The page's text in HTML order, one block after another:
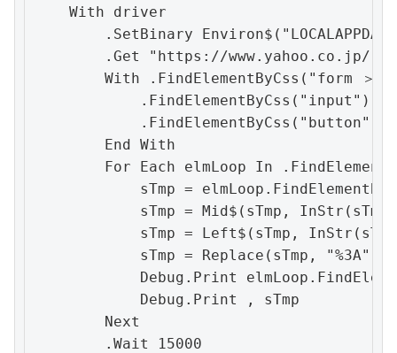
    With driver
.SetBinary
        .Get "https://www.yahoo.co.jp/"
With .FindElementByCss("form ＞
        End With
For Each elmLoop In
sTmp =
sTmp = Mid$(sTmp,
sTmp = Left$(sTmp,
sTmp = Replace(sTmp, "%3A",
Debug.Print
            Debug.Print , sTmp
        Next
        .Wait 15000